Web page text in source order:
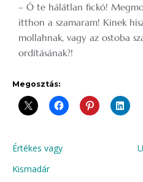
– Ó te hálátlan fickó!
itthon a szamaram! Kinek
mollahnak, vagy az ostoba
ordításának?!
Megosztás:
Értékes vagy
Kismadár